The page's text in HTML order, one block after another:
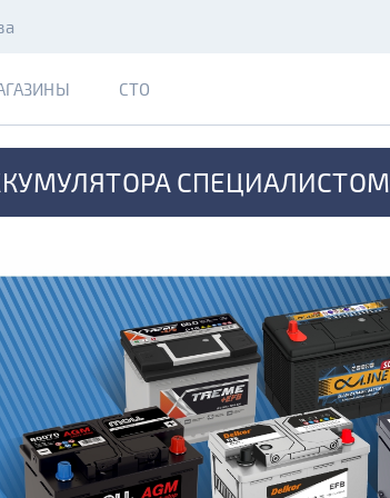
СТО
СПЕЦИАЛИСТОМ